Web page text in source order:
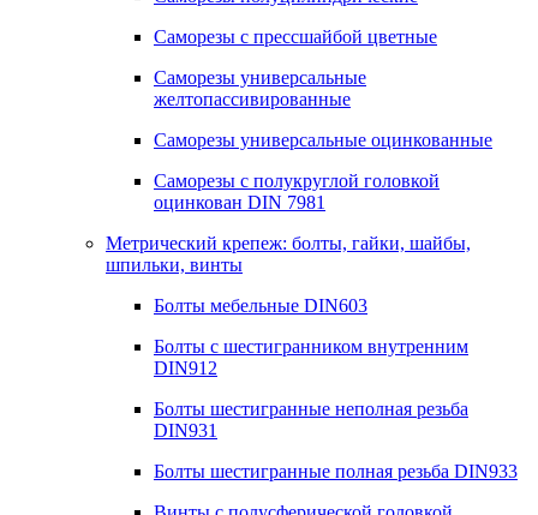
Саморезы с прессшайбой цветные
Саморезы универсальные
желтопассивированные
Саморезы универсальные оцинкованные
Саморезы с полукруглой головкой
оцинкован DIN 7981
Метрический крепеж: болты, гайки, шайбы,
шпильки, винты
Болты мебельные DIN603
Болты с шестигранником внутренним
DIN912
Болты шестигранные неполная резьба
DIN931
Болты шестигранные полная резьба DIN933